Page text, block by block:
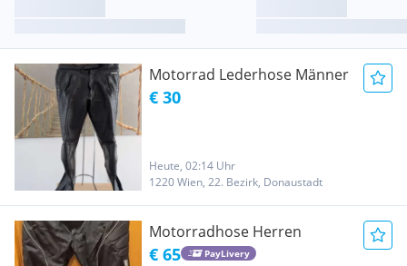
Motorrad Lederhose Männer
€ 30
Heute, 02:14 Uhr
1220 Wien, 22. Bezirk, Donaustadt
Motorradhose Herren
€ 65 PayLivery